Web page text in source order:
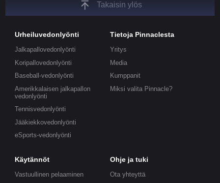
Takaisin ylös
Urheiluvedonlyönti
Jalkapallovedonlyönti
Koripallovedonlyönti
Baseball-vedonlyönti
Amerikkalaisen jalkapallon
vedonlyönti
Tennisvedonlyönti
Jääkiekkovedonlyönti
eSports-vedonlyönti
Tietoja Pinnaclesta
Yritys
Media
Kumppanit
Miksi valita Pinnacle?
Käytännöt
Vastuullinen pelaaminen
Ohje ja tuki
Ota yhteyttä